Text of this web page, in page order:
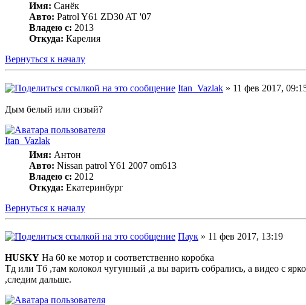
Имя: Санёк
Авто: Patrol Y61 ZD30 AT '07
Владею с: 2013
Откуда: Карелия
Вернуться к началу
Itan_Vazlak » 11 фев 2017,
Дым белый или сизый?
Itan_Vazlak
Имя: Антон
Авто: Nissan patrol Y61 2007 om613
Владею с: 2012
Откуда: Екатеринбург
Вернуться к началу
Паук » 11 фев 2017, 13:19
HUSKY На 60 ке мотор и соответственно коробка
Тд или Тб ,там колокол чугунный ,а вы варить собрались, а видео с
,следим дальше.